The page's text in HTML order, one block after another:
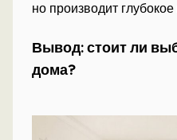
но производит
Вывод: стоит ли
дома?